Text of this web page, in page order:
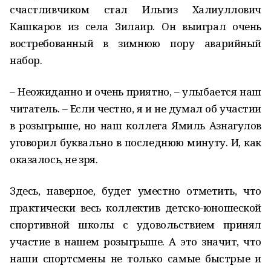
счастливчиком стал Ильгиз Халиуллович
Кашкаров из села Зилаир. Он выиграл очень
востребованный в зимнюю пору аварийный
набор.
– Неожиданно и очень приятно, – улыбается наш
читатель. – Если честно, я и не думал об участии
в розыгрыше, но наш коллега Ямиль Азнагулов
уговорил буквально в последнюю минуту. И, как
оказалось, не зря.
Здесь, наверное, будет уместно отметить, что
практически весь коллектив детско-юношеской
спортивной школы с удовольствием принял
участие в нашем розыгрыше. А это значит, что
наши спортсмены не только самые быстрые и